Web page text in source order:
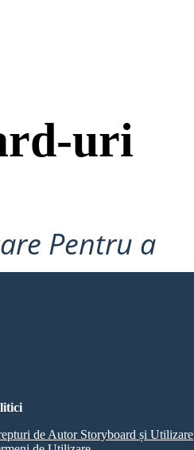
uri
Pentru a
de Autor Storyboard și Utilizare